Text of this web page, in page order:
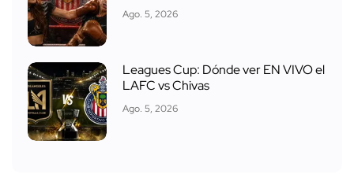
Ago. 5, 2026
Leagues Cup: Dónde ver EN VIVO el
LAFC vs Chivas
Ago. 5, 2026